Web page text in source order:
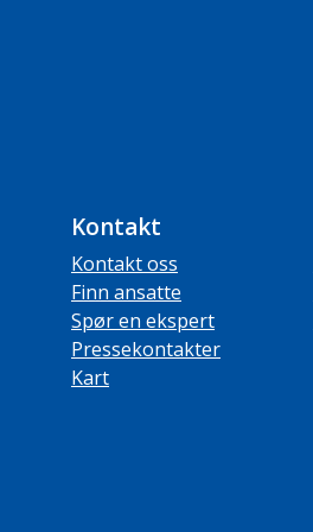
Kontakt
Kontakt oss
Finn ansatte
Spør en ekspert
Pressekontakter
Kart